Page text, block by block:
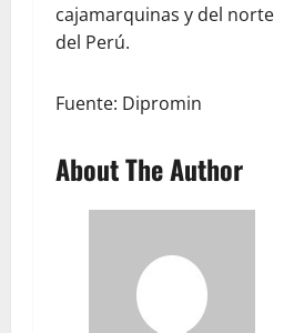
cajamarquinas y del norte
del Perú.
Fuente: Dipromin
About The Author